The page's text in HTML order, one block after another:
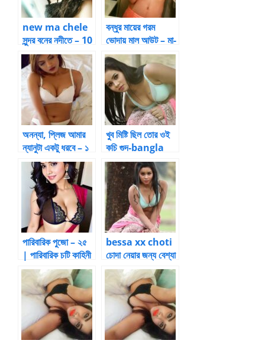
new ma chele
সুন্দর বনের নদীতে – 10
বন্ধুর মায়ের গরম
ভোদায় মাল আউট – মা-
ছেলের চুদার গল্প
অনন্যা, প্লিজ আমার
ন্যানুটা একটু ধরবে – ১
|
BanglaChotika
hini
খুব মিষ্টি ছিল তোর ওই
কচি গুদ-bangla
choti boudi
পারিবারিক পুজো – ২৫
| পারিবারিক চটি কাহিনী
bessa xx choti
চোদা নেয়ার জন্য বেশ্যা
ভোদার বাল কেটেছে